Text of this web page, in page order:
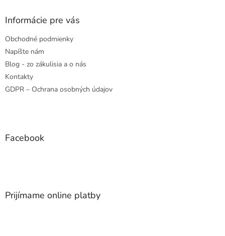
Informácie pre vás
Obchodné podmienky
Napíšte nám
Blog - zo zákulisia a o nás
Kontakty
GDPR – Ochrana osobných údajov
Facebook
Prijímame online platby